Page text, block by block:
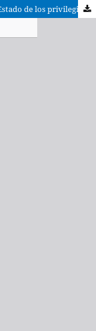
La recíproca renuncia de la Iglesia y del Estado de los privilegios del fuero y de presentación de obispos